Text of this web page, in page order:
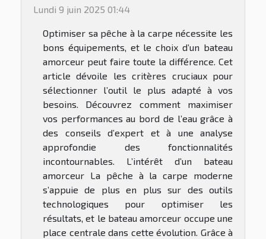
Lundi 9 juin 2025 01:44
Optimiser sa pêche à la carpe nécessite les
bons équipements, et le choix d’un bateau
amorceur peut faire toute la différence. Cet
article dévoile les critères cruciaux pour
sélectionner l’outil le plus adapté à vos
besoins. Découvrez comment maximiser
vos performances au bord de l’eau grâce à
des conseils d’expert et à une analyse
approfondie des fonctionnalités
incontournables. L’intérêt d’un bateau
amorceur La pêche à la carpe moderne
s’appuie de plus en plus sur des outils
technologiques pour optimiser les
résultats, et le bateau amorceur occupe une
place centrale dans cette évolution. Grâce à